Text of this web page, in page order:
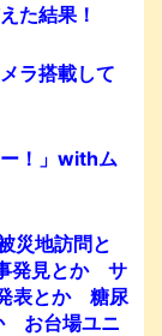
た結果！
ラ搭載して
！」withム
災地訪問と
発見とか サ
表とか 糖尿
お台場ユニ